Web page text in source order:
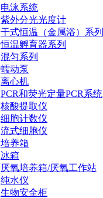
电泳系统
紫外分光光度计
干式恒温（金属浴）系列
恒温孵育器系列
混匀系列
蠕动泵
离心机
PCR和荧光定量PCR系统
核酸提取仪
细胞计数仪
流式细胞仪
培养箱
冰箱
厌氧培养箱/厌氧工作站
纯水仪
生物安全柜